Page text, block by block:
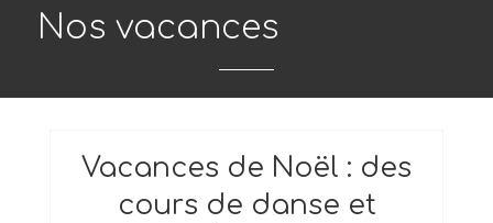
Nos vacances
Vacances de Noël : des
cours de danse et